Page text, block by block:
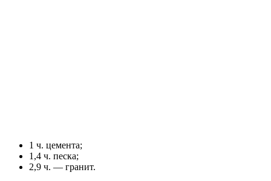
1 ч. цемента;
1,4 ч. песка;
2,9 ч. — гранит.